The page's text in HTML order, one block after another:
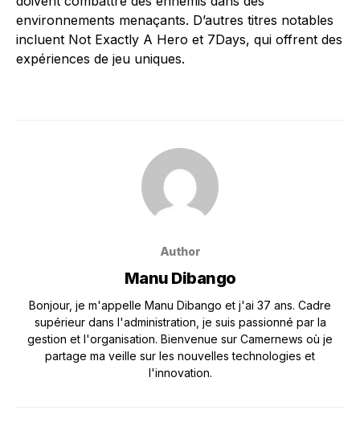
environnements menaçants. D’autres titres notables
incluent Not Exactly A Hero et 7Days, qui offrent des
expériences de jeu uniques.
Author
Manu Dibango
Bonjour, je m'appelle Manu Dibango et j'ai 37 ans. Cadre
supérieur dans l'administration, je suis passionné par la
gestion et l'organisation. Bienvenue sur Camernews où je
partage ma veille sur les nouvelles technologies et
l'innovation.